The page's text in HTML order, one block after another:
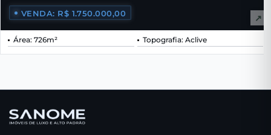
VENDA: R$ 1.750.000,00 ↗
Área: 726m² Topografia: Aclive